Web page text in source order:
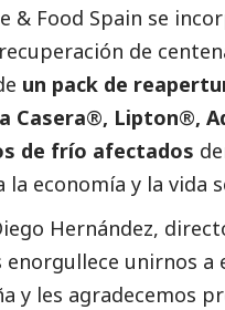
& Food Spain se
de
un pack de
Casera®, Lipton®,
de frío afectados
la economía y la vida
Hernández,
enorgullece unirnos
y les agradecemos